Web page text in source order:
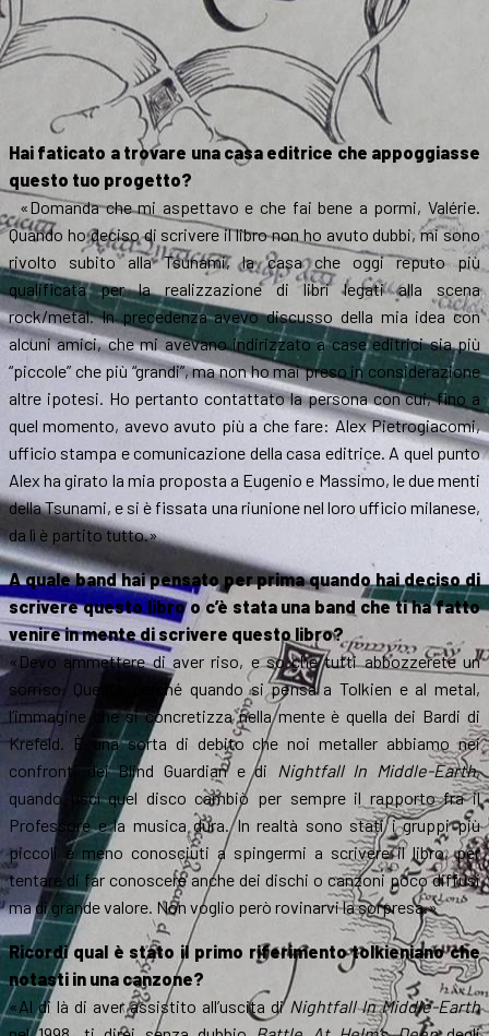
Hai faticato a trovare una casa editrice che appoggiasse
questo tuo progetto?
«Domanda che mi aspettavo e che fai bene a pormi, Valérie.
Quando ho deciso di scrivere il libro non ho avuto dubbi, mi sono
rivolto subito alla Tsunami, la casa che oggi reputo più
qualificata per la realizzazione di libri legati alla scena
rock/metal. In precedenza avevo discusso della mia idea con
alcuni amici, che mi avevano indirizzato a case editrici sia più
“piccole” che più “grandi”, ma non ho mai preso in considerazione
altre ipotesi. Ho pertanto contattato la persona con cui, fino a
quel momento, avevo avuto più a che fare: Alex Pietrogiacomi,
ufficio stampa e comunicazione della casa editrice. A quel punto
Alex ha girato la mia proposta a Eugenio e Massimo, le due menti
della Tsunami, e si è fissata una riunione nel loro ufficio milanese,
da lì è partito tutto.»
A quale band hai pensato per prima quando hai deciso di
scrivere questo libro o c’è stata una band che ti ha fatto
venire in mente di scrivere questo libro?
«Devo ammettere di aver riso, e so che tutti abbozzerete un
sorriso. Questo perché quando si pensa a Tolkien e al metal,
l’immagine che si concretizza nella mente è quella dei Bardi di
Krefeld. È una sorta di debito che noi metaller abbiamo nei
confronti dei Blind Guardian e di
Nightfall In Middle-Earth,
quando uscì quel disco cambiò per sempre il rapporto fra il
Professore e la musica dura. In realtà sono stati i gruppi più
piccoli e meno conosciuti a spingermi a scrivere il libro, per
tentare di far conoscere anche dei dischi o canzoni poco diffusi
ma di grande valore. Non voglio però rovinarvi la sorpresa.»
Ricordi qual è stato il primo riferimento tolkieniano che
notasti in una canzone?
«Al di là di aver assistito all’uscita di Nightfall In Middle-Earth